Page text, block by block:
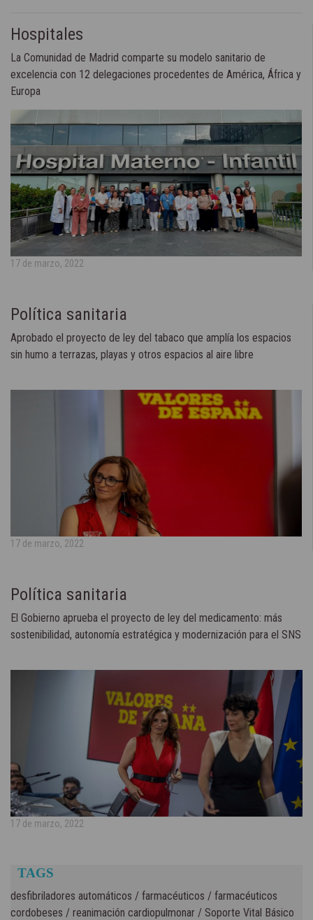
Hospitales
La Comunidad de Madrid comparte su modelo sanitario de
excelencia con 12 delegaciones procedentes de América, África y
Europa
17 de marzo, 2022
Política sanitaria
Aprobado el proyecto de ley del tabaco que amplía los espacios
sin humo a terrazas, playas y otros espacios al aire libre
17 de marzo, 2022
Política sanitaria
El Gobierno aprueba el proyecto de ley del medicamento: más
sostenibilidad, autonomía estratégica y modernización para el SNS
17 de marzo, 2022
TAGS
desfibriladores automáticos / farmacéuticos / farmacéuticos
cordobeses / reanimación cardiopulmonar / Soporte Vital Básico